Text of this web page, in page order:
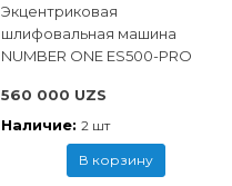
Экцентриковая
шлифовальная машина
NUMBER ONE ES500-PRO
560 000 UZS
Наличие: 2 шт
В корзину